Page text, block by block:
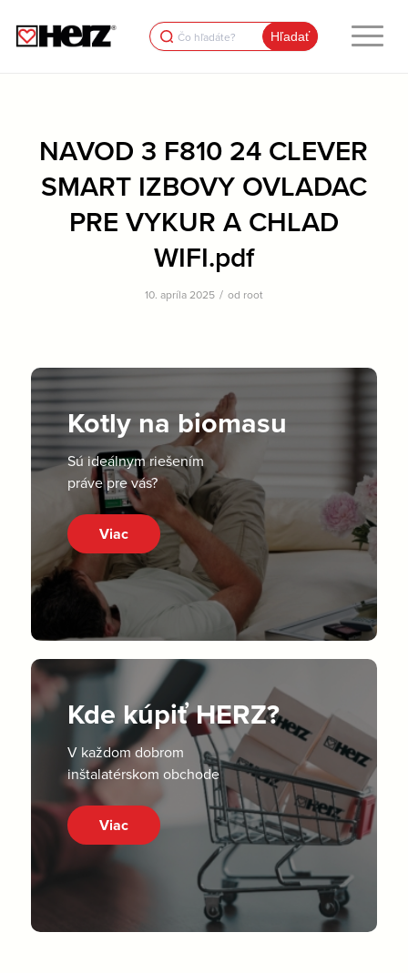
Search
for:
NAVOD 3 F810 24 CLEVER
SMART IZBOVY OVLADAC
PRE VYKUR A CHLAD
WIFI.pdf
10. apríla 2025 / od root
Kotly na biomasu
Sú ideálnym riešením
práve pre vás?
Viac
Kde kúpiť HERZ?
V každom dobrom
inštalatérskom obchode
Viac